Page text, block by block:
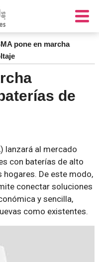
pone en marcha
de
lanzará al mercado
con baterías de alto
De este modo,
conectar soluciones
y sencilla,
como existentes.